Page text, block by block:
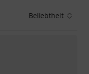
Beliebtheit